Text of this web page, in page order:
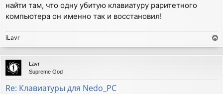
найти там, что одну убитую клавиатуру раритетного
компьютера он именно так и восстановил!
iLavr
o
p
Lavr
Supreme God
Re: Клавиатуры для Nedo_PC